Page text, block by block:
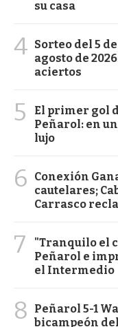
su casa
4 Sorteo del 5
agosto de
aciertos
5
El primer gol
Peñarol: en
lujo
6
Conexión
cautelares;
Carrasco
7
"Tranquilo el
Peñarol e
el Intermedio
8
Peñarol 5-1
bicampeón